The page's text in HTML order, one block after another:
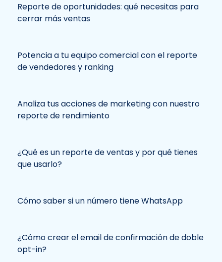
Reporte de oportunidades: qué necesitas para
cerrar más ventas
Potencia a tu equipo comercial con el reporte
de vendedores y ranking
Analiza tus acciones de marketing con nuestro
reporte de rendimiento
¿Qué es un reporte de ventas y por qué tienes
que usarlo?
Cómo saber si un número tiene WhatsApp
¿Cómo crear el email de confirmación de doble
opt-in?